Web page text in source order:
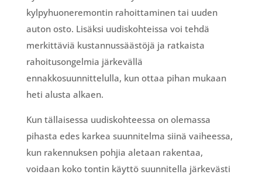
kylpyhuoneremontin rahoittaminen tai uuden
auton osto. Lisäksi uudiskohteissa voi tehdä
merkittäviä kustannussäästöjä ja ratkaista
rahoitusongelmia järkevällä
ennakkosuunnittelulla, kun ottaa pihan mukaan
heti alusta alkaen.
Kun tällaisessa uudiskohteessa on olemassa
pihasta edes karkea suunnitelma siinä vaiheessa,
kun rakennuksen pohjia aletaan rakentaa,
voidaan koko tontin käyttö suunnitella järkevästi